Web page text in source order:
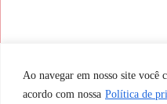
Ao navegar em nosso site você
acordo com nossa Política de